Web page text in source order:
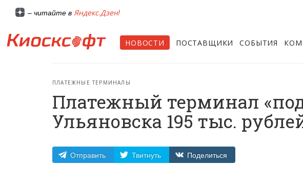
– читайте в Яндекс.Дзен!
НОВОСТИ ПОСТАВЩИКИ СОБЫТИЯ
ПЛАТЕЖНЫЕ ТЕРМИНАЛЫ
Платежный терминал
Ульяновска 195 тыс.
Отправить Твитнуть Поделиться